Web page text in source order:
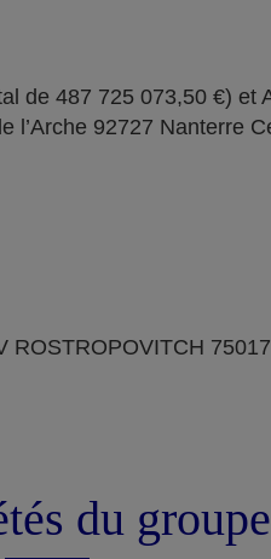
de 487 725 073,50 €) et
92727 Nanterre
du